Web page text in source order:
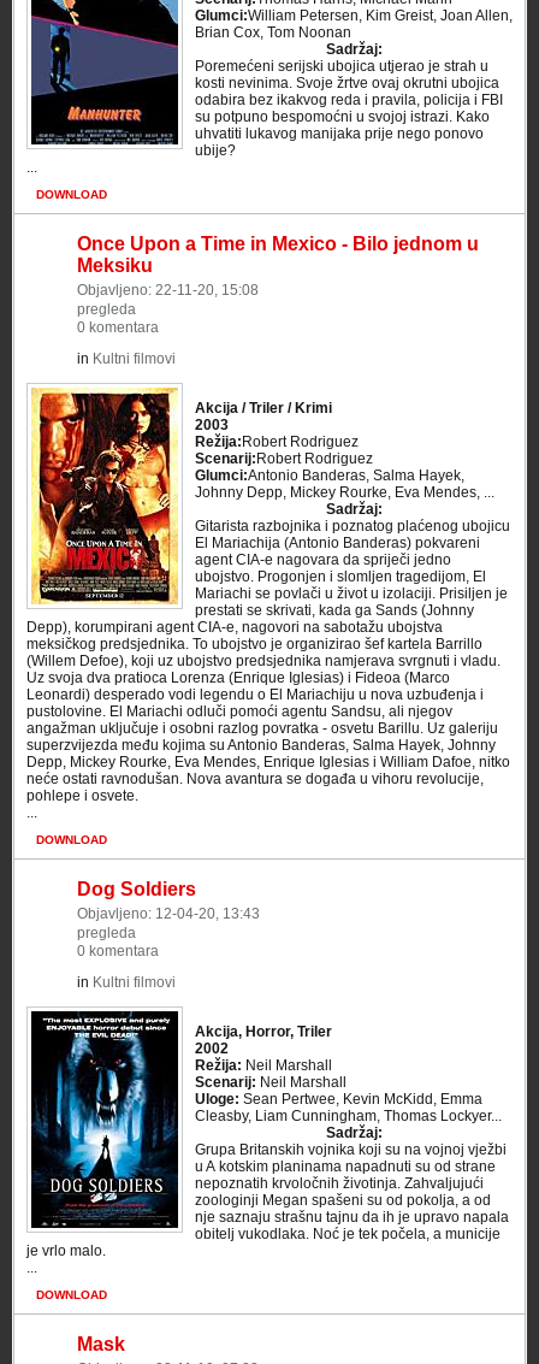
Glumci:William Petersen, Kim Greist, Joan Allen,
Brian Cox, Tom Noonan
Sadržaj:
Poremećeni serijski ubojica utjerao je strah u
kosti nevinima. Svoje žrtve ovaj okrutni ubojica
odabira bez ikakvog reda i pravila, policija i FBI
su potpuno bespomoćni u svojoj istrazi. Kako
uhvatiti lukavog manijaka prije nego ponovo
ubije?
...
DOWNLOAD
Once Upon a Time in Mexico - Bilo jednom u
Meksiku
Objavljeno: 22-11-20, 15:08
pregleda
0 komentara
in Kultni filmovi
Akcija / Triler / Krimi
2003
Režija: Robert Rodriguez
Scenarij: Robert Rodriguez
Glumci:Antonio Banderas, Salma Hayek,
Johnny Depp, Mickey Rourke, Eva Mendes, ...
Sadržaj:
Gitarista razbojnika i poznatog plaćenog ubojicu
El Mariachija (Antonio Banderas) pokvareni
agent CIA-e nagovara da spriječi jedno
ubojstvo. Progonjen i slomljen tragedijom, El
Mariachi se povlači u život u izolaciji. Prisiljen je
prestati se skrivati, kada ga Sands (Johnny
Depp), korumpirani agent CIA-e, nagovori na sabotažu ubojstva
meksičkog predsjednika. To ubojstvo je organizirao šef kartela Barrillo
(Willem Defoe), koji uz ubojstvo predsjednika namjerava svrgnuti i vladu.
Uz svoja dva pratioca Lorenza (Enrique Iglesias) i Fideoa (Marco
Leonardi) desperado vodi legendu o El Mariachiju u nova uzbuđenja i
pustolovine. El Mariachi odluči pomoći agentu Sandsu, ali njegov
angažman uključuje i osobni razlog povratka - osvetu Barillu. Uz galeriju
superzvijezda među kojima su Antonio Banderas, Salma Hayek, Johnny
Depp, Mickey Rourke, Eva Mendes, Enrique Iglesias i William Dafoe, nitko
neće ostati ravnodušan. Nova avantura se događa u vihoru revolucije,
pohlepe i osvete.
...
DOWNLOAD
Dog Soldiers
Objavljeno: 12-04-20, 13:43
pregleda
0 komentara
in Kultni filmovi
Akcija, Horror, Triler
2002
Režija: Neil Marshall
Scenarij: Neil Marshall
Uloge: Sean Pertwee, Kevin McKidd, Emma
Cleasby, Liam Cunningham, Thomas Lockyer...
Sadržaj:
Grupa Britanskih vojnika koji su na vojnoj vježbi
u A kotskim planinama napadnuti su od strane
nepoznatih krvoločnih životinja. Zahvaljujući
zoologinji Megan spašeni su od pokolja, a od
nje saznaju strašnu tajnu da ih je upravo napala
obitelj vukodlaka. Noć je tek počela, a municije
je vrlo malo.
...
DOWNLOAD
Mask